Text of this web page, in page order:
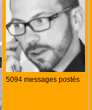
5094 messages postés